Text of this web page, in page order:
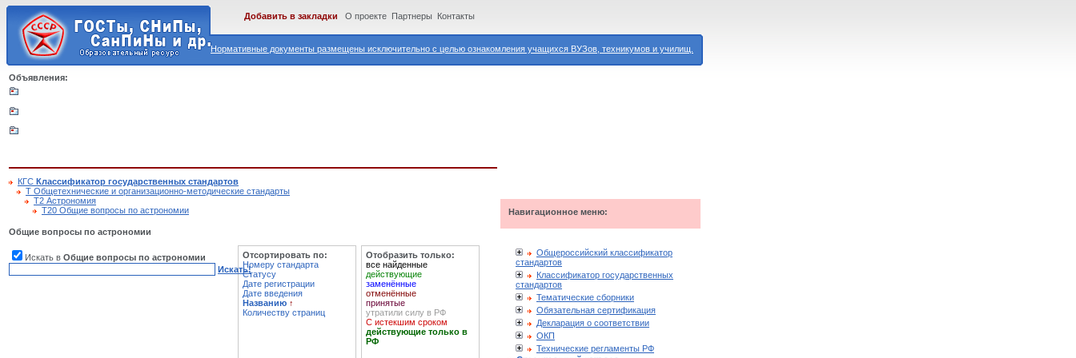
Нормативные документы размещены исключительно с целью ознакомления учащихся ВУЗов, техникумов и училищ.
Добавить в закладки О проекте Партнеры Контакты
Объявления:
КГС Классификатор государственных стандартов
Т Общетехнические и организационно-методические стандарты
Т2 Астрономия
Т20 Общие вопросы по астрономии
Общие вопросы по астрономии
Искать в Общие вопросы по астрономии
Искать!
Отсортировать по:
Номеру стандарта
Статусу
Дате регистрации
Дате введения
Названию ↑
Количеству страниц
Отобразить только:
все найденные
действующие
заменённые
отменённые
принятые
утратили силу в РФ
С истекшим сроком
действующие только в
РФ
Навигационное меню:
Общероссийский классификатор
стандартов
Классификатор государственных
стандартов
Тематические сборники
Обязательная сертификация
Декларация о соответствии
ОКП
Технические регламенты РФ